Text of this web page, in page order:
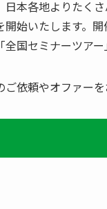
日本各地よりたく
開始いたします。
国セミナーツア
依頼やオファー